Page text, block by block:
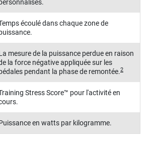
écoulé dans chaque zone de
mesure de la puissance perdue en raison
la force négative appliquée sur les
pendant la phase de remontée.2
Stress Score™ pour l'activité en
en watts par kilogramme.